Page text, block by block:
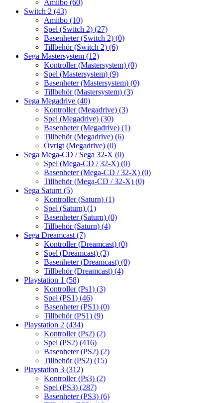
Amiibo (60)
Switch 2 (43)
Amiibo (10)
Spel (Switch 2) (27)
Basenheter (Switch 2) (0)
Tillbehör (Switch 2) (6)
Sega Mastersystem (12)
Kontroller (Mastersystem) (0)
Spel (Mastersystem) (9)
Basenheter (Mastersystem) (0)
Tillbehör (Mastersystem) (3)
Sega Megadrive (40)
Kontroller (Megadrive) (3)
Spel (Megadrive) (30)
Basenheter (Megadrive) (1)
Tillbehör (Megadrive) (6)
Övrigt (Megadrive) (0)
Sega Mega-CD / Sega 32-X (0)
Spel (Mega-CD / 32-X) (0)
Basenheter (Mega-CD / 32-X) (0)
Tillbehör (Mega-CD / 32-X) (0)
Sega Saturn (5)
Kontroller (Saturn) (1)
Spel (Saturn) (1)
Basenheter (Saturn) (0)
Tillbehör (Saturn) (4)
Sega Dreamcast (7)
Kontroller (Dreamcast) (0)
Spel (Dreamcast) (3)
Basenheter (Dreamcast) (0)
Tillbehör (Dreamcast) (4)
Playstation 1 (58)
Kontroller (Ps1) (3)
Spel (PS1) (46)
Basenheter (PS1) (0)
Tillbehör (PS1) (9)
Playstation 2 (434)
Kontroller (Ps2) (2)
Spel (PS2) (416)
Basenheter (PS2) (2)
Tillbehör (PS2) (15)
Playstation 3 (312)
Kontroller (Ps3) (2)
Spel (PS3) (287)
Basenheter (PS3) (6)